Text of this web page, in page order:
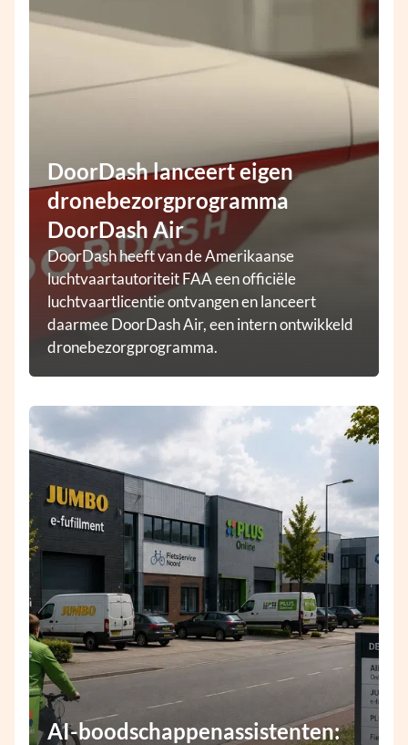
AI-boodschappenassistenten:
DoorDash lanceert eigen
dronebezorgprogramma
DoorDash Air
DoorDash heeft van de Amerikaanse
luchtvaartautoriteit FAA een officiële
luchtvaartlicentie ontvangen en lanceert
daarmee DoorDash Air, een intern ontwikkeld
dronebezorgprogramma.